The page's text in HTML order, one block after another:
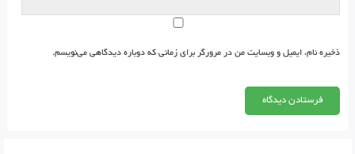
ذخیره نام، ایمیل و وبسایت من در مرورگر برای زمانی که دوباره دیدگاهی می‌نویسم.